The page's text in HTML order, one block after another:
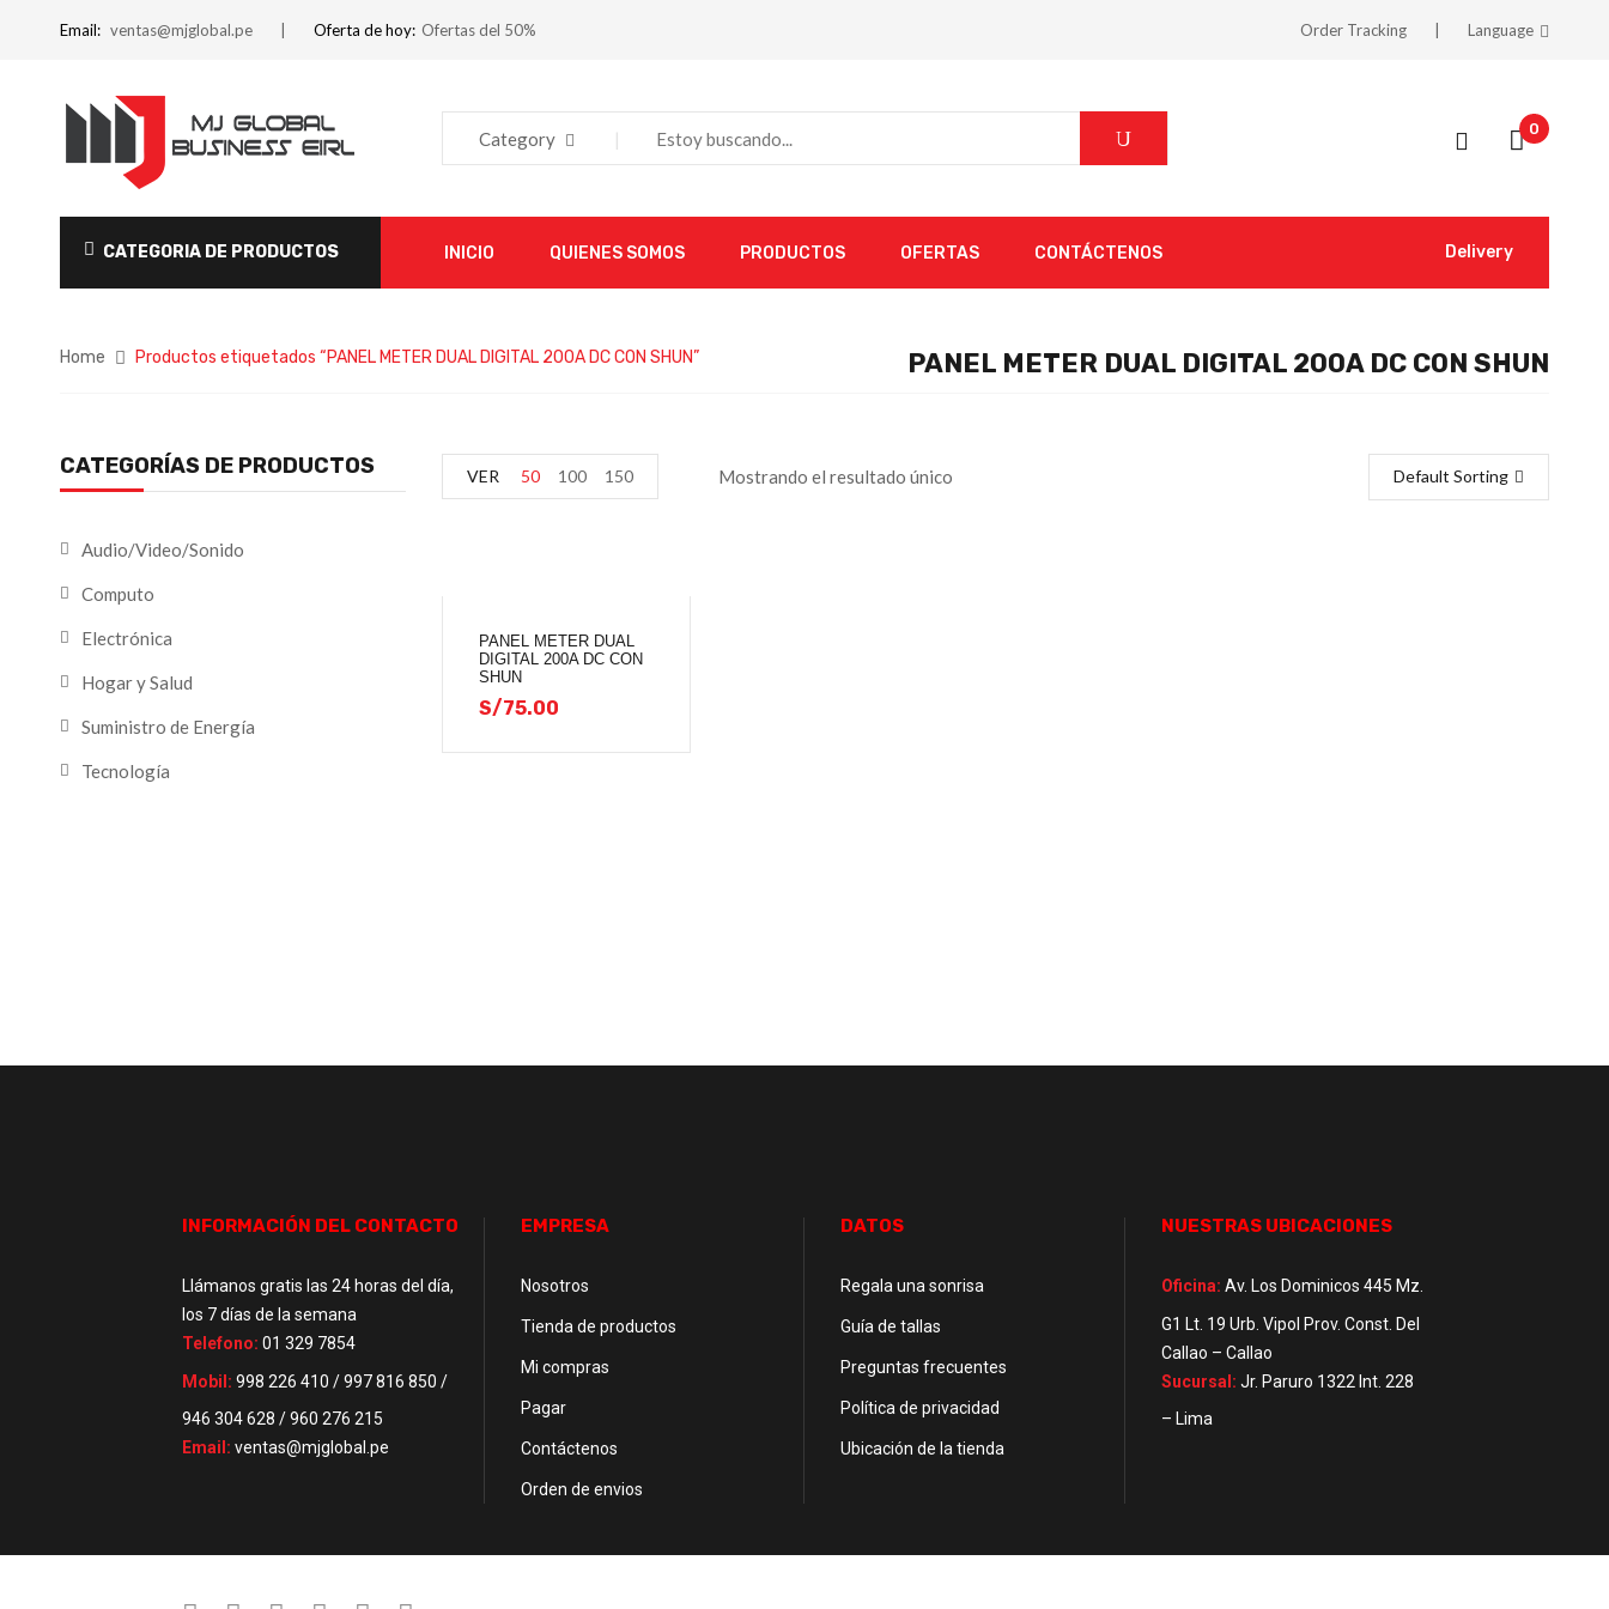
Email: ventas@mjglobal.pe Oferta de hoy: Ofertas del 50% Order Tracking Language
Category 0
CATEGORIA DE PRODUCTOS INICIO QUIENES SOMOS PRODUCTOS OFERTAS CONTÁCTENOS Delivery
Home Productos etiquetados “PANEL METER DUAL DIGITAL 200A DC CON SHUN” PANEL METER DUAL DIGITAL 200A DC CON SHUN
CATEGORÍAS DE PRODUCTOS
Audio/Video/Sonido
Computo
Electrónica
Hogar y Salud
Suministro de Energía
Tecnología
Mostrando el resultado único Default Sorting
VER 50 100 150
PANEL METER DUAL
DIGITAL 200A DC CON
SHUN
S/75.00
INFORMACIÓN DEL CONTACTO
Llámanos gratis las 24 horas del día,
los 7 días de la semana
Telefono: 01 329 7854
Mobil: 998 226 410 / 997 816 850 /
946 304 628 / 960 276 215
Email: ventas@mjglobal.pe
EMPRESA
Nosotros
Tienda de productos
Mi compras
Pagar
Contáctenos
Orden de envios
DATOS
Regala una sonrisa
Guía de tallas
Preguntas frecuentes
Política de privacidad
Ubicación de la tienda
NUESTRAS UBICACIONES
Oficina: Av. Los Dominicos 445 Mz.
G1 Lt. 19 Urb. Vipol Prov. Const. Del
Callao – Callao
Sucursal: Jr. Paruro 1322 Int. 228
– Lima